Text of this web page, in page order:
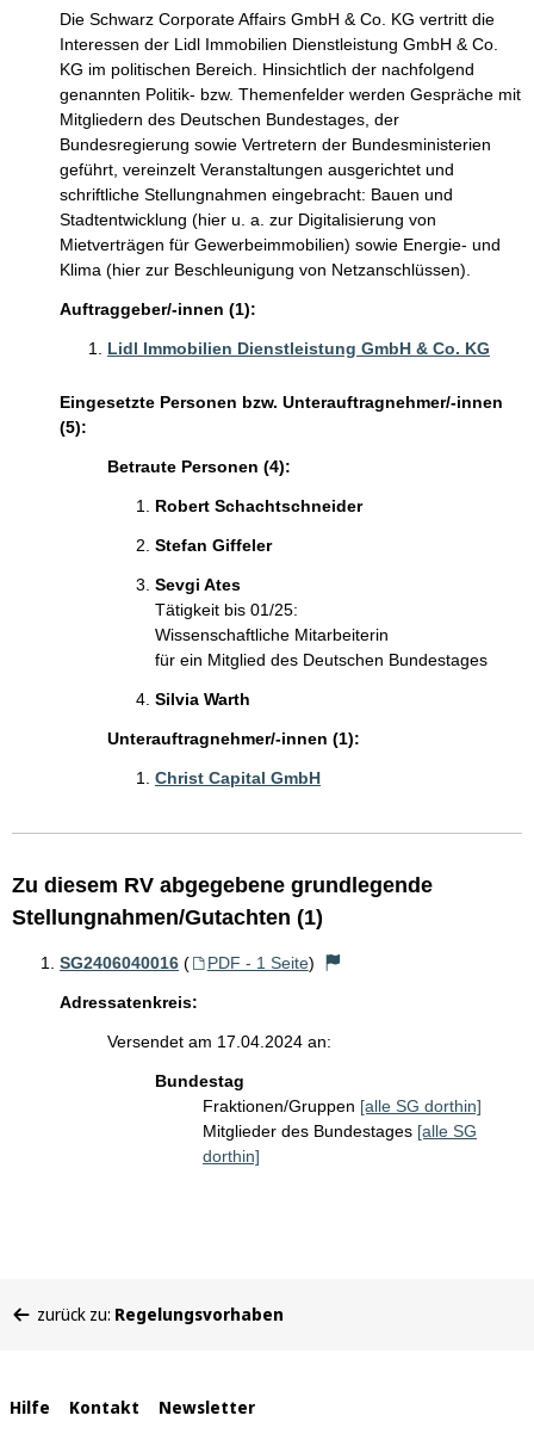
Die Schwarz Corporate Affairs GmbH & Co. KG vertritt die
Interessen der Lidl Immobilien Dienstleistung GmbH & Co.
KG im politischen Bereich. Hinsichtlich der nachfolgend
genannten Politik- bzw. Themenfelder werden Gespräche mit
Mitgliedern des Deutschen Bundestages, der
Bundesregierung sowie Vertretern der Bundesministerien
geführt, vereinzelt Veranstaltungen ausgerichtet und
schriftliche Stellungnahmen eingebracht: Bauen und
Stadtentwicklung (hier u. a. zur Digitalisierung von
Mietverträgen für Gewerbeimmobilien) sowie Energie- und
Klima (hier zur Beschleunigung von Netzanschlüssen).
Auftraggeber/-innen (1):
Lidl Immobilien Dienstleistung GmbH & Co. KG
Eingesetzte Personen bzw. Unterauftragnehmer/-innen
(5):
Betraute Personen (4):
Robert Schachtschneider
Stefan Giffeler
Sevgi Ates
Tätigkeit bis 01/25:
Wissenschaftliche Mitarbeiterin
für ein Mitglied des Deutschen Bundestages
Silvia Warth
Unterauftragnehmer/-innen (1):
Christ Capital GmbH
Zu diesem RV abgegebene grundlegende
Stellungnahmen/Gutachten (1)
SG2406040016 ( PDF - 1 Seite)
Adressatenkreis:
Versendet am 17.04.2024 an:
Bundestag
Fraktionen/Gruppen [alle SG dorthin]
Mitglieder des Bundestages [alle SG
dorthin]
befinden
zurück zu: Regelungsvorhaben
Interne
Hilfe Kontakt Newsletter